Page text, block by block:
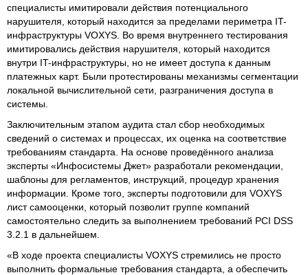
специалисты имитировали действия потенциального
нарушителя, который находится за пределами периметра IT-
инфраструктуры VOXYS. Во время внутреннего тестирования
имитировались действия нарушителя, который находится
внутри IT-инфраструктуры, но не имеет доступа к данным
платежных карт. Были протестированы механизмы сегментации
локальной вычислительной сети, разграничения доступа в
системы.
Заключительным этапом аудита стал сбор необходимых
сведений о системах и процессах, их оценка на соответствие
требованиям стандарта. На основе проведённого анализа
эксперты «Инфосистемы Джет» разработали рекомендации,
шаблоны для регламентов, инструкций, процедур хранения
информации. Кроме того, эксперты подготовили для VOXYS
лист самооценки, который позволит группе компаний
самостоятельно следить за выполнением требований PCI DSS
3.2.1 в дальнейшем.
«В ходе проекта специалисты VOXYS стремились не просто
выполнить формальные требования стандарта, а обеспечить